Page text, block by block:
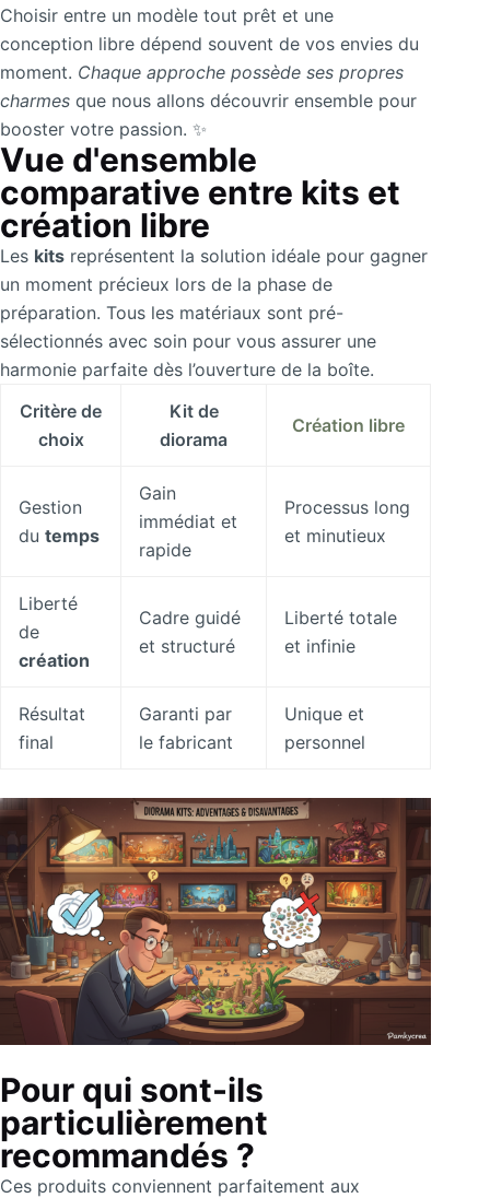
Choisir entre un modèle tout prêt et une
conception libre dépend souvent de vos envies du
moment. Chaque approche possède ses propres
charmes que nous allons découvrir ensemble pour
booster votre passion. ✨
Vue d'ensemble
comparative entre kits et
création libre
Les kits représentent la solution idéale pour gagner
un moment précieux lors de la phase de
préparation. Tous les matériaux sont pré-
sélectionnés avec soin pour vous assurer une
harmonie parfaite dès l’ouverture de la boîte.
Critère de
choix
Kit de
diorama
Création libre
Gestion
du temps
Gain
immédiat et
rapide
Processus long
et minutieux
Liberté
de
création
Cadre guidé
et structuré
Liberté totale
et infinie
Résultat
final
Garanti par
le fabricant
Unique et
personnel
Pour qui sont-ils
particulièrement
recommandés ?
Ces produits conviennent parfaitement aux